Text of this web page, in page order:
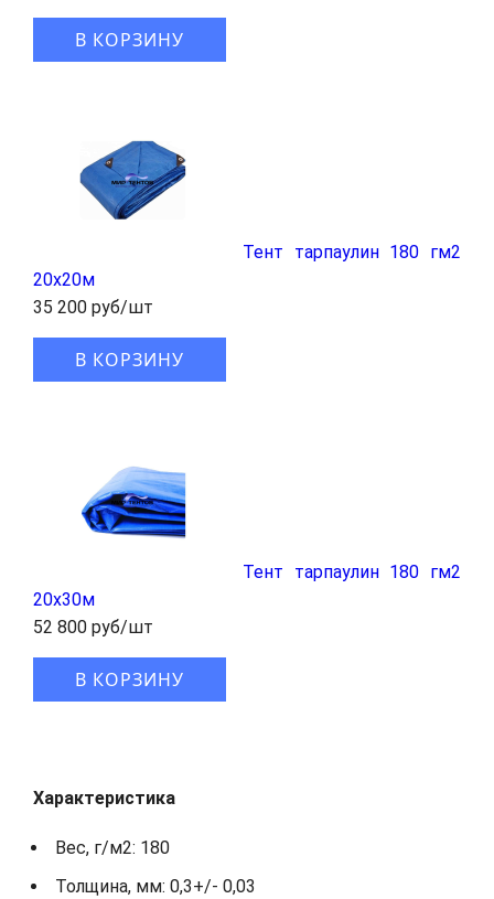
В КОРЗИНУ
Тент тарпаулин 180 гм2
20x20м
35 200 руб/шт
В КОРЗИНУ
Тент тарпаулин 180 гм2
20x30м
52 800 руб/шт
В КОРЗИНУ
Характеристика
Вес, г/м2: 180
Толщина, мм: 0,3+/- 0,03